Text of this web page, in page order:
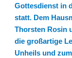
Gottesdienst in
statt. Dem
Thorsten Rosin
die großartige
Unheils und